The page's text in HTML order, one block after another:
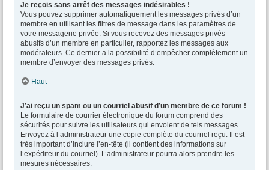
Je reçois sans arrêt des messages indésirables !
Vous pouvez supprimer automatiquement les messages privés d’un
membre en utilisant les filtres de message dans les paramètres de
votre messagerie privée. Si vous recevez des messages privés
abusifs d’un membre en particulier, rapportez les messages aux
modérateurs. Ce dernier a la possibilité d’empêcher complètement un
membre d’envoyer des messages privés.
Haut
J’ai reçu un spam ou un courriel abusif d’un membre de ce forum !
Le formulaire de courrier électronique du forum comprend des
sécurités pour suivre les utilisateurs qui envoient de tels messages.
Envoyez à l’administrateur une copie complète du courriel reçu. Il est
très important d’inclure l’en-tête (il contient des informations sur
l’expéditeur du courriel). L’administrateur pourra alors prendre les
mesures nécessaires.